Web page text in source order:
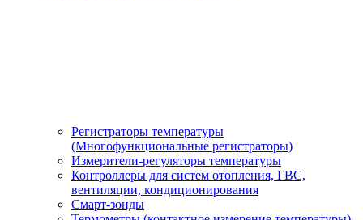
Регистраторы температуры
(Многофункциональные регистраторы)
Измерители-регуляторы температуры
Контроллеры для систем отопления, ГВС,
вентиляции, кондиционирования
Смарт-зонды